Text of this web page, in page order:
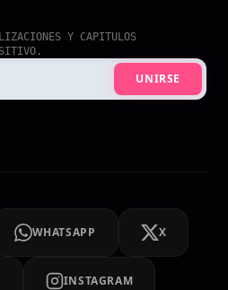
Y CAPITULOS
UNIRSE
WHATSAPP X
INSTAGRAM